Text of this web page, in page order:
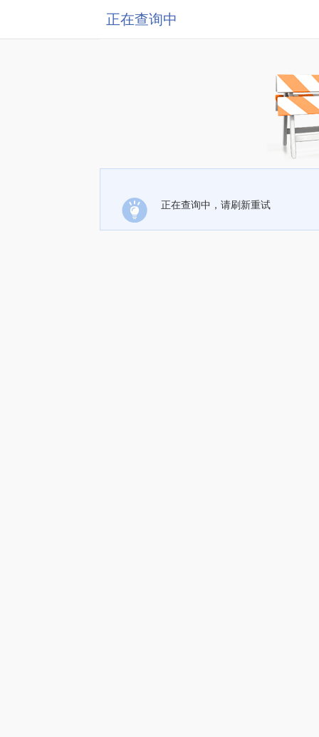
正在查询中
正在查询中，请刷新重试